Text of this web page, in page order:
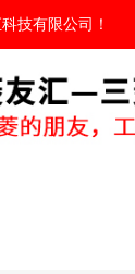
科技有限公司 ！